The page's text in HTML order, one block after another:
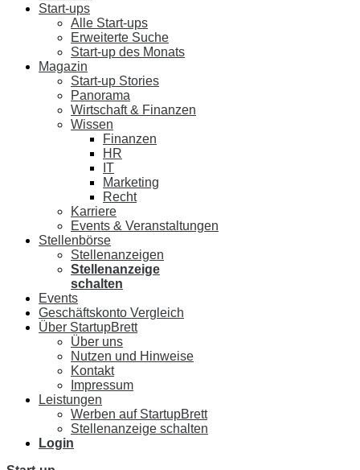
Start-ups
Alle Start-ups
Erweiterte Suche
Start-up des Monats
Magazin
Start-up Stories
Panorama
Wirtschaft & Finanzen
Wissen
Finanzen
HR
IT
Marketing
Recht
Karriere
Events & Veranstaltungen
Stellenbörse
Stellenanzeigen
Stellenanzeige
schalten
Events
Geschäftskonto Vergleich
Über StartupBrett
Über uns
Nutzen und Hinweise
Kontakt
Impressum
Leistungen
Werben auf StartupBrett
Stellenanzeige schalten
Login